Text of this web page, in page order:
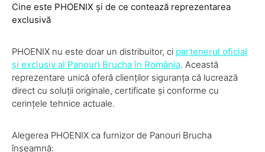
Cine este PHOENIX și de ce contează reprezentarea
exclusivă
PHOENIX nu este doar un distribuitor, ci partenerul oficial
și exclusiv al Panouri Brucha în România. Această
reprezentare unică oferă clienților siguranța că lucrează
direct cu soluții originale, certificate și conforme cu
cerințele tehnice actuale.
Alegerea PHOENIX ca furnizor de Panouri Brucha
înseamnă: